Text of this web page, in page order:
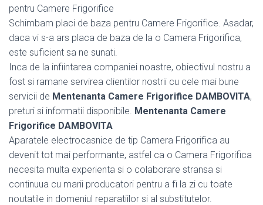
pentru Camere Frigorifice
Schimbam placi de baza pentru Camere Frigorifice. Asadar,
daca vi s-a ars placa de baza de la o Camera Frigorifica,
este suficient sa ne sunati.
Inca de la infiintarea companiei noastre, obiectivul nostru a
fost si ramane servirea clientilor nostrii cu cele mai bune
servicii de Mentenanta Camere Frigorifice DAMBOVITA,
preturi si informatii disponibile. Mentenanta Camere
Frigorifice DAMBOVITA
Aparatele electrocasnice de tip Camera Frigorifica au
devenit tot mai performante, astfel ca o Camera Frigorifica
necesita multa experienta si o colaborare stransa si
continuua cu marii producatori pentru a fi la zi cu toate
noutatile in domeniul reparatiilor si al substitutelor.